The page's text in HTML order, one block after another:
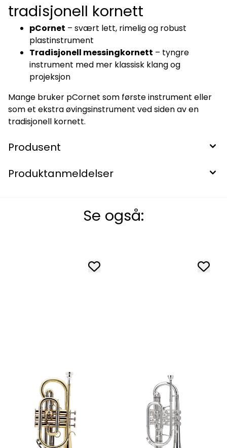
tradisjonell kornett
pCornet – svært lett, rimelig og robust
plastinstrument
Tradisjonell messingkornett – tyngre
instrument med mer klassisk klang og
projeksjon
Mange bruker pCornet som første instrument eller
som et ekstra øvingsinstrument ved siden av en
tradisjonell kornett.
Produsent
Produktanmeldelser
Se også: